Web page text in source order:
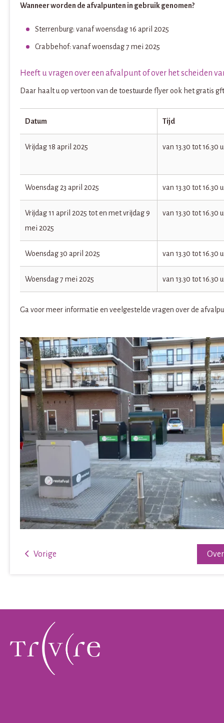
Wanneer worden de afvalpunten in gebruik genomen?
Sterrenburg: vanaf woensdag 16 april 2025
Crabbehof: vanaf woensdag 7 mei 2025
Heeft u vragen over een afvalpunt of over het scheiden
Daar haalt u op vertoon van de toestuurde flyer ook het gratis
Datum Tijd
Vrijdag 18 april 2025 van 13.30 tot 16.30
Woensdag 23 april 2025 van 13.30 tot 16.30
Vrijdag 11 april 2025 tot en met vrijdag 9
mei 2025
van 13.30 tot 16.30
Woensdag 30 april 2025 van 13.30 tot 16.30
Woensdag 7 mei 2025 van 13.30 tot 16.30
Ga voor meer informatie en veelgestelde vragen over de
Vorige
Contactinformatie